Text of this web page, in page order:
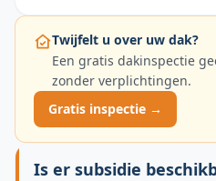
Twijfelt u over uw dak?
Een gratis dakinspectie
zonder verplichtingen.
Gratis inspectie →
Is er subsidie